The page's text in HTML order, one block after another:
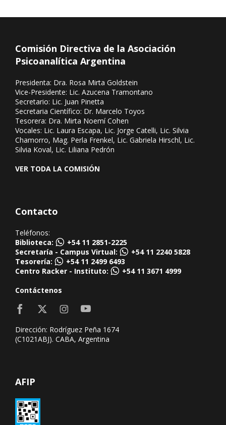
Comisión Directiva de la Asociación
Psicoanalítica Argentina
Presidenta: Dra. Rosa Mirta Goldstein
Vice-Presidente: Lic. Azucena Tramontano
Secretario: Lic. Juan Pinetta
Secretaria Científico: Dr. Marcelo Toyos
Tesorera: Dra. Mirta Noemí Cohen
Vocales: Lic. Laura Escapa, Lic. Jorge Catelli, Lic. Silvia
Chamorro, Mag. Perla Frenkel, Lic. Gabriela Hirschl, Lic.
Silvia Koval, Lic. Liliana Pedrón
VER TODA LA COMISIÓN
Contacto
Teléfonos:
Biblioteca:
+54 11 2851-2225
Secretaría - Campus Virtual:
+54 11 2240 5828
Tesorería:
+54 11 2499 6493
Centro Racker - Instituto:
+54 11 3671 4999
Contáctenos
Dirección: Rodríguez Peña 1674
(C1021ABJ). CABA, Argentina
AFIP